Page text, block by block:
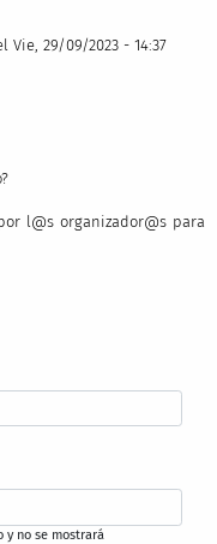
Vie, 29/09/2023 - 14:37
l@s organizador@s para
y no se mostrará